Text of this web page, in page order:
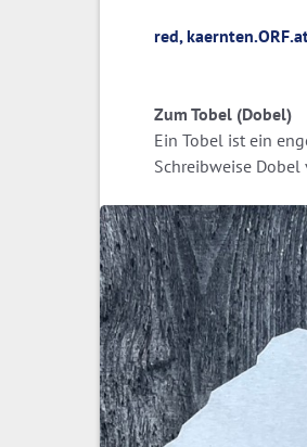
red,
Zum Tobel (Dobel)
Ein Tobel ist ein
Schreibweise Dobel